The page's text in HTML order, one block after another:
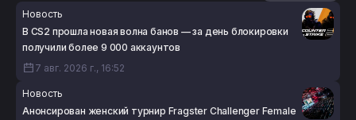
Новость
В CS2 прошла новая волна банов — за день блокировки
получили более 9 000 аккаунтов
7 авг. 2026 г., 16:52
Новость
Анонсирован женский турнир Fragster Challenger Female